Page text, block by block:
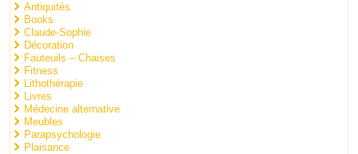
Antiquités
Books
Claude-Sophie
Décoration
Fauteuils – Chaises
Fitness
Lithothérapie
Livres
Médecine alternative
Meubles
Parapsychologie
Plaisance